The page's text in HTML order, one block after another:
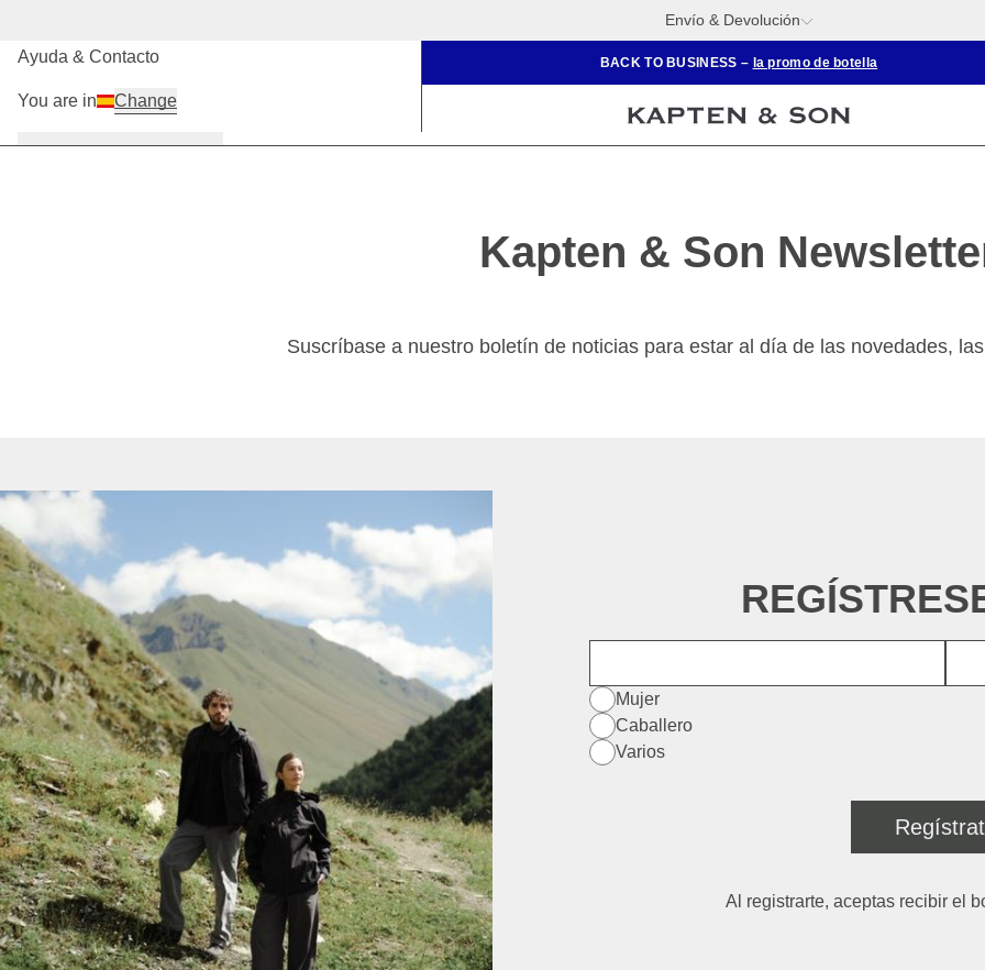
Envío & Devolución
BACK TO BUSINESS – la promo de botella
Hombre Niños
Ayuda & Contacto
You are in Change
Kapten & Son
Suscríbase a nuestro boletín de noticias para estar al día de las novedades,
Mujer
Caballero
Varios
Al registrarte, aceptas recibir el